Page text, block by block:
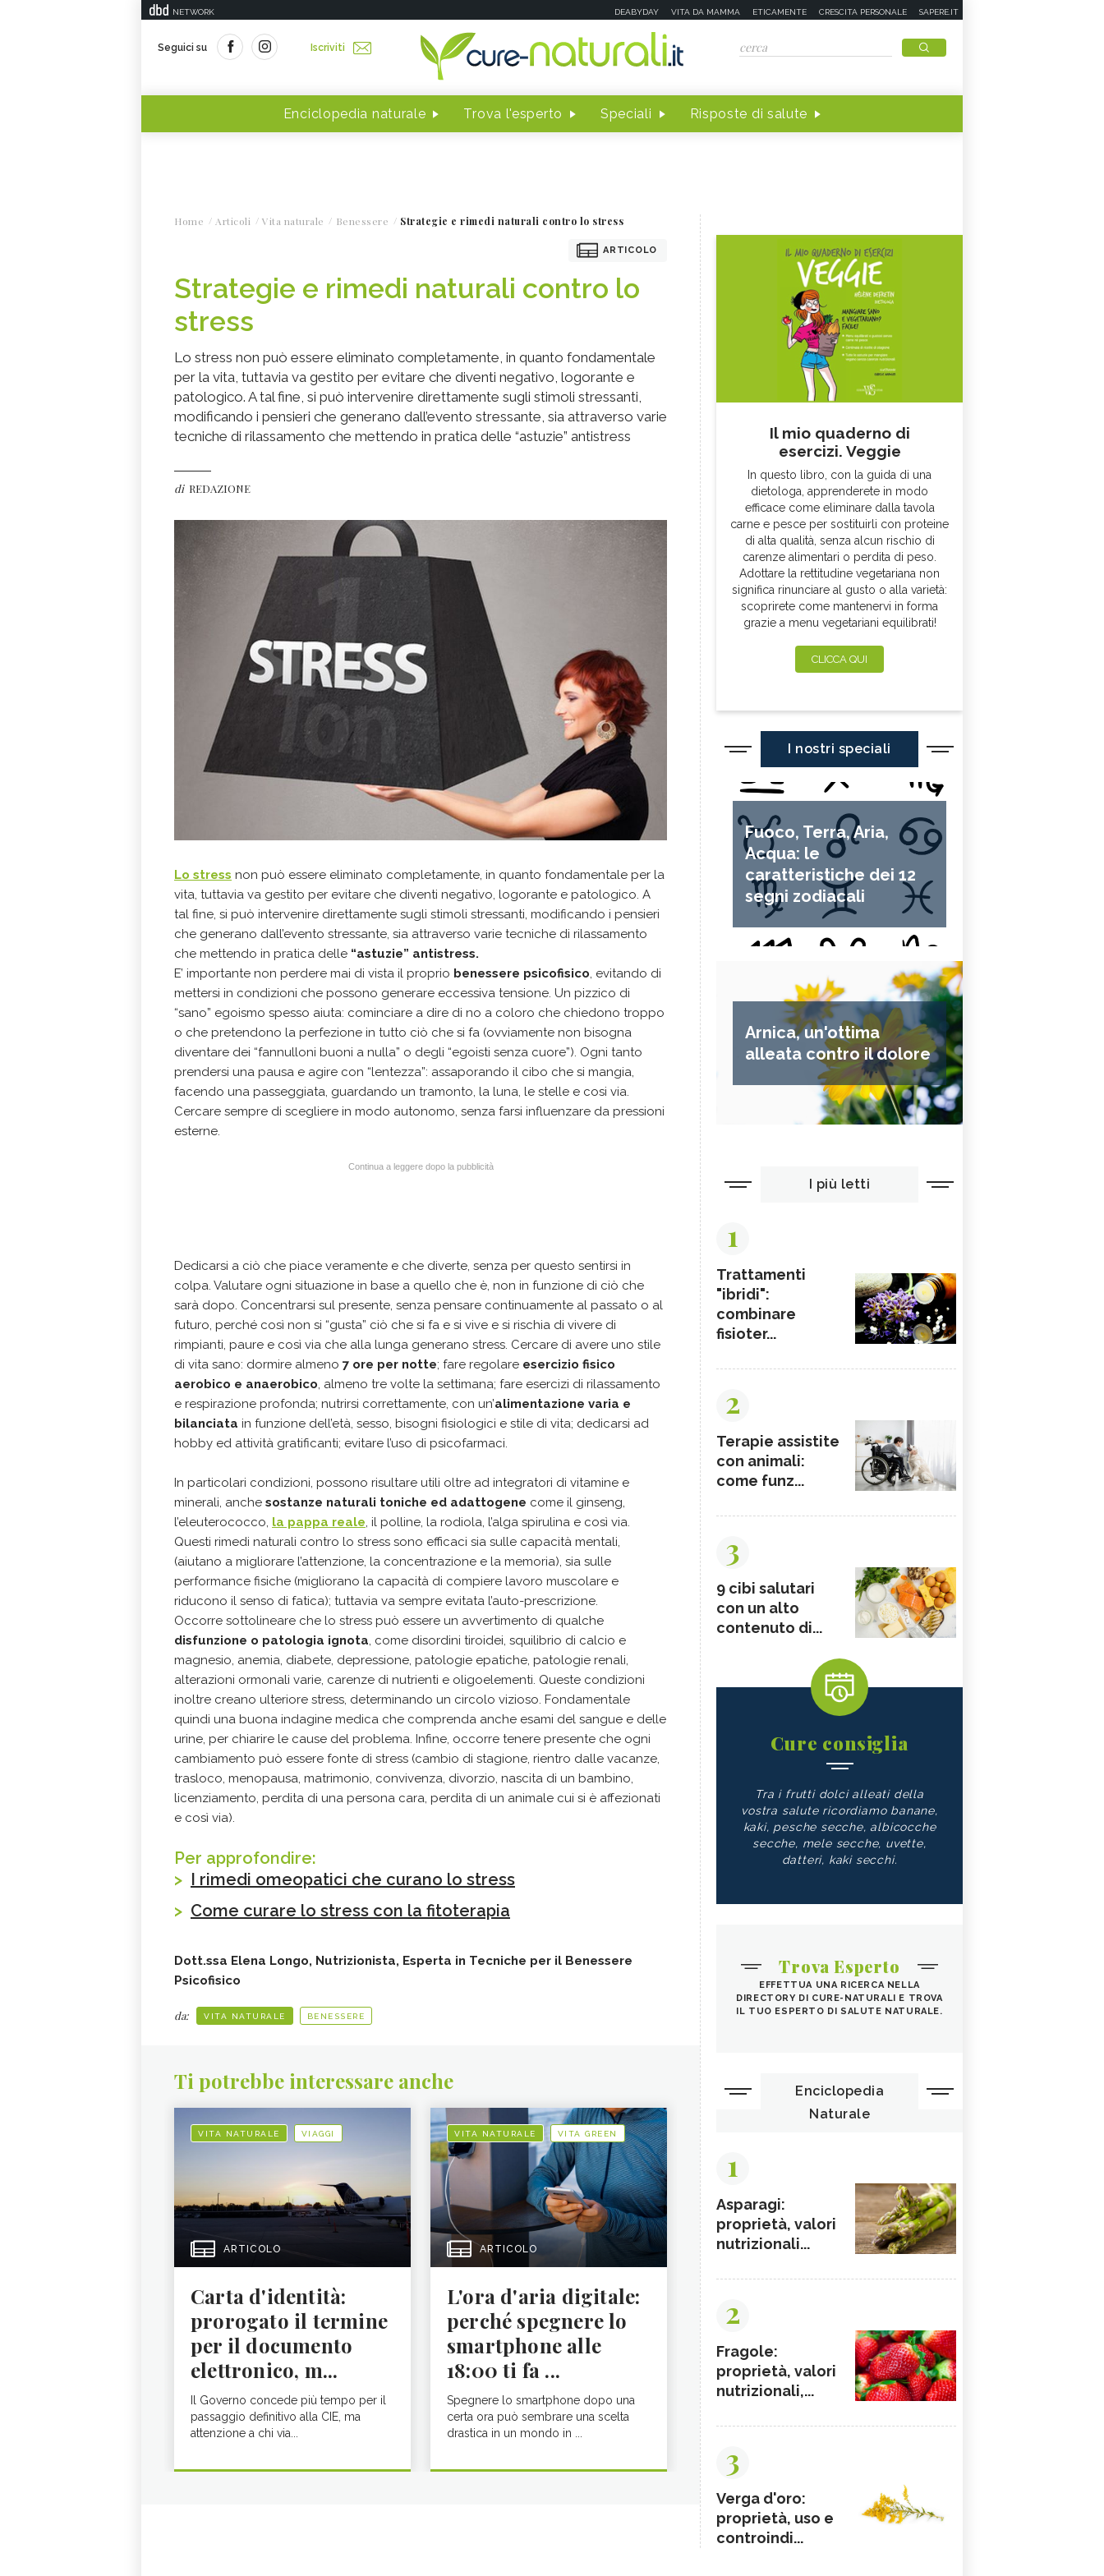
NETWORK DEABYDAY VITA DA MAMMA ETICAMENTE CRESCITA PERSONALE SAPERE.IT
Seguici su Iscriviti
Enciclopedia naturale Trova l'esperto Speciali Risposte di salute
Home Articoli Vita naturale Benessere Strategie e rimedi naturali contro lo stress
ARTICOLO
Strategie e rimedi naturali contro lo
stress
Lo stress non può essere eliminato completamente, in quanto fondamentale
per la vita, tuttavia va gestito per evitare che diventi negativo, logorante e
patologico. A tal fine, si può intervenire direttamente sugli stimoli stressanti,
modificando i pensieri che generano dall’evento stressante, sia attraverso varie
tecniche di rilassamento che mettendo in pratica delle “astuzie” antistress
di REDAZIONE
Lo stress non può essere eliminato completamente, in quanto fondamentale per la
vita, tuttavia va gestito per evitare che diventi negativo, logorante e patologico. A
tal fine, si può intervenire direttamente sugli stimoli stressanti, modificando i pensieri
che generano dall’evento stressante, sia attraverso varie tecniche di rilassamento
che mettendo in pratica delle “astuzie” antistress.
E’ importante non perdere mai di vista il proprio benessere psicofisico, evitando di
mettersi in condizioni che possono generare eccessiva tensione. Un pizzico di
“sano” egoismo spesso aiuta: cominciare a dire di no a coloro che chiedono troppo
o che pretendono la perfezione in tutto ciò che si fa (ovviamente non bisogna
diventare dei “fannulloni buoni a nulla” o degli “egoisti senza cuore”). Ogni tanto
prendersi una pausa e agire con “lentezza”: assaporando il cibo che si mangia,
facendo una passeggiata, guardando un tramonto, la luna, le stelle e cosi via.
Cercare sempre di scegliere in modo autonomo, senza farsi influenzare da pressioni
esterne.
Continua a leggere dopo la pubblicità
Dedicarsi a ciò che piace veramente e che diverte, senza per questo sentirsi in
colpa. Valutare ogni situazione in base a quello che è, non in funzione di ciò che
sarà dopo. Concentrarsi sul presente, senza pensare continuamente al passato o al
futuro, perché così non si “gusta” ciò che si fa e si vive e si rischia di vivere di
rimpianti, paure e così via che alla lunga generano stress. Cercare di avere uno stile
di vita sano: dormire almeno 7 ore per notte; fare regolare esercizio fisico
aerobico e anaerobico, almeno tre volte la settimana; fare esercizi di rilassamento
e respirazione profonda; nutrirsi correttamente, con un’alimentazione varia e
bilanciata in funzione dell’età, sesso, bisogni fisiologici e stile di vita; dedicarsi ad
hobby ed attività gratificanti; evitare l’uso di psicofarmaci.
In particolari condizioni, possono risultare utili oltre ad integratori di vitamine e
minerali, anche sostanze naturali toniche ed adattogene come il ginseng,
l’eleuterococco, la pappa reale, il polline, la rodiola, l’alga spirulina e così via.
Questi rimedi naturali contro lo stress sono efficaci sia sulle capacità mentali,
(aiutano a migliorare l’attenzione, la concentrazione e la memoria), sia sulle
performance fisiche (migliorano la capacità di compiere lavoro muscolare e
riducono il senso di fatica); tuttavia va sempre evitata l’auto-prescrizione.
Occorre sottolineare che lo stress può essere un avvertimento di qualche
disfunzione o patologia ignota, come disordini tiroidei, squilibrio di calcio e
magnesio, anemia, diabete, depressione, patologie epatiche, patologie renali,
alterazioni ormonali varie, carenze di nutrienti e oligoelementi. Queste condizioni
inoltre creano ulteriore stress, determinando un circolo vizioso. Fondamentale
quindi una buona indagine medica che comprenda anche esami del sangue e delle
urine, per chiarire le cause del problema. Infine, occorre tenere presente che ogni
cambiamento può essere fonte di stress (cambio di stagione, rientro dalle vacanze,
trasloco, menopausa, matrimonio, convivenza, divorzio, nascita di un bambino,
licenziamento, perdita di una persona cara, perdita di un animale cui si è affezionati
e così via).
Per approfondire:
> I rimedi omeopatici che curano lo stress
> Come curare lo stress con la fitoterapia
Dott.ssa Elena Longo, Nutrizionista, Esperta in Tecniche per il Benessere
Psicofisico
da: VITA NATURALE BENESSERE
Ti potrebbe interessare anche
VITA NATURALE VIAGGI
ARTICOLO
Carta d'identità:
prorogato il termine
per il documento
elettronico, m...
Il Governo concede più tempo per il
passaggio definitivo alla CIE, ma
attenzione a chi via...
VITA NATURALE VITA GREEN
ARTICOLO
L'ora d'aria digitale:
perché spegnere lo
smartphone alle
18:00 ti fa ...
Spegnere lo smartphone dopo una
certa ora può sembrare una scelta
drastica in un mondo in ...
Il mio quaderno di
esercizi. Veggie
In questo libro, con la guida di una
dietologa, apprenderete in modo
efficace come eliminare dalla tavola
carne e pesce per sostituirli con proteine
di alta qualità, senza alcun rischio di
carenze alimentari o perdita di peso.
Adottare la rettitudine vegetariana non
significa rinunciare al gusto o alla varietà:
scoprirete come mantenervi in forma
grazie a menu vegetariani equilibrati!
CLICCA QUI
I nostri speciali
Fuoco, Terra, Aria,
Acqua: le
caratteristiche dei 12
segni zodiacali
Arnica, un'ottima
alleata contro il dolore
I più letti
1
Trattamenti
"ibridi":
combinare
fisioter...
2
Terapie assistite
con animali:
come funz...
3
9 cibi salutari
con un alto
contenuto di...
Cure consiglia
Tra i frutti dolci alleati della
vostra salute ricordiamo banane,
kaki, pesche secche, albicocche
secche, mele secche, uvette,
datteri, kaki secchi.
Trova Esperto
EFFETTUA UNA RICERCA NELLA
DIRECTORY DI CURE-NATURALI E TROVA
IL TUO ESPERTO DI SALUTE NATURALE.
Enciclopedia
Naturale
1
Asparagi:
proprietà, valori
nutrizionali...
2
Fragole:
proprietà, valori
nutrizionali,...
3
Verga d'oro:
proprietà, uso e
controindi...